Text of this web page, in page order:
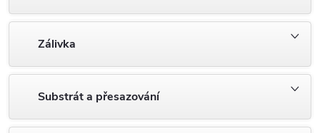
Zálivka
Substrát a přesazování